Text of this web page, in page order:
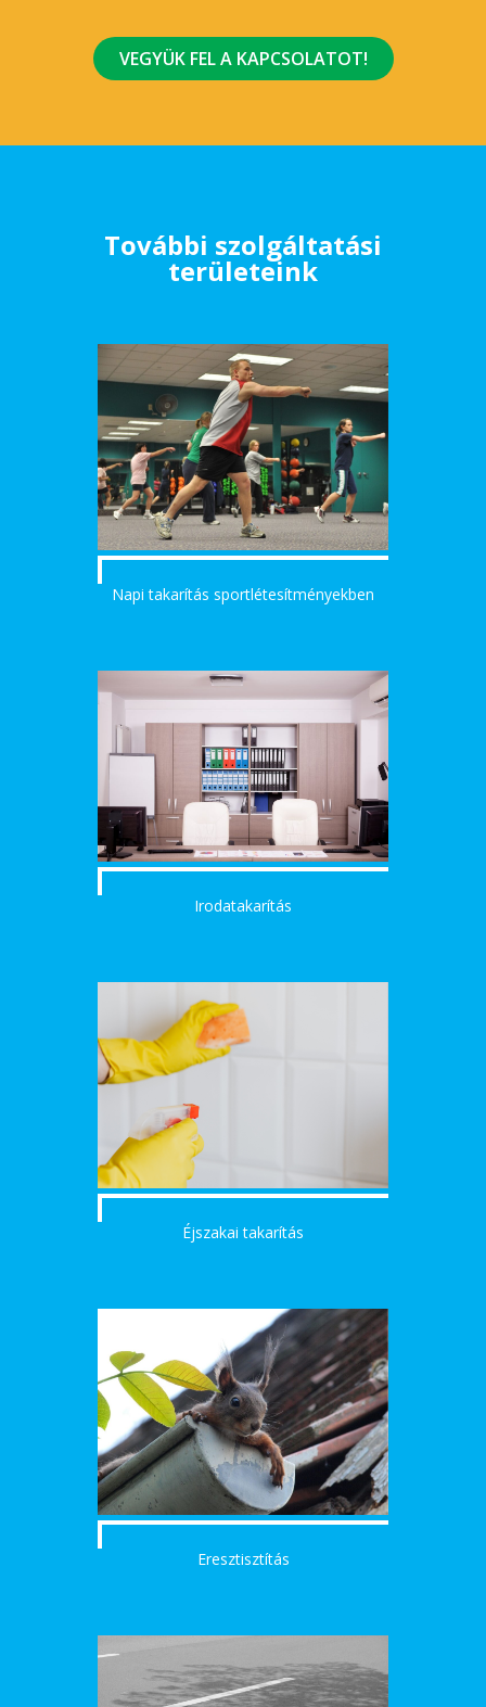
VEGYÜK FEL A KAPCSOLATOT!
További szolgáltatási
területeink
Napi takarítás sportlétesítményekben
Irodatakarítás
Éjszakai takarítás
Eresztisztítás